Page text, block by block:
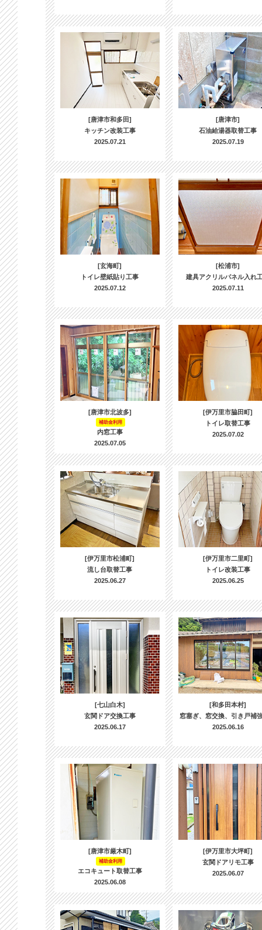
[唐津市和多田]
キッチン改装工事
2025.07.21
[唐津市]
石油給湯器取替工事
2025.07.19
[玄海町]
トイレ壁紙貼り工事
2025.07.12
[松浦市]
建具アクリルパネル入れ
2025.07.11
[唐津市北波多]
補助金利用
内窓工事
2025.07.05
[伊万里市脇田町]
トイレ取替工事
2025.07.02
[伊万里市松浦町]
流し台取替工事
2025.06.27
[伊万里市二里町]
トイレ改装工事
2025.06.25
[七山白木]
玄関ドア交換工事
2025.06.17
[和多田本村]
窓塞ぎ、窓交換、引き戸補
2025.06.16
[唐津市厳木町]
補助金利用
エコキュート取替工事
2025.06.08
[伊万里市大坪町]
玄関ドアリモ工事
2025.06.07